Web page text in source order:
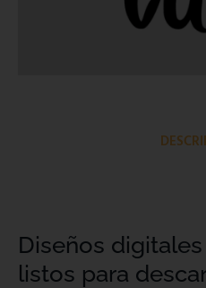
Diseños digitales
listos para